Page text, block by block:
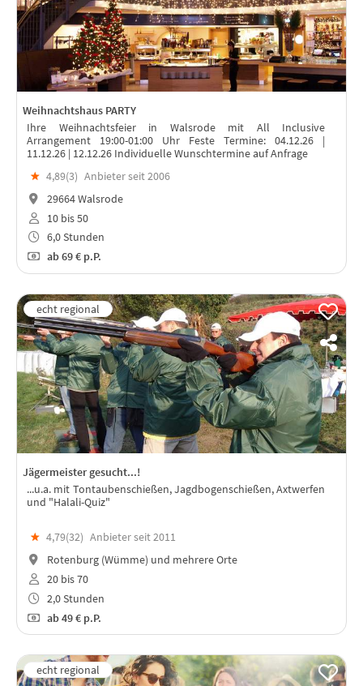
Weihnachtshaus PARTY
Ihre Weihnachtsfeier in Walsrode mit All Inclusive
Arrangement 19:00-01:00 Uhr Feste Termine: 04.12.26 |
11.12.26 | 12.12.26 Individuelle Wunschtermine auf Anfrage
★ 4,89(3) Anbieter seit 2006
29664 Walsrode
10 bis 50
6,0 Stunden
ab69 € p.P.
Jägermeister gesucht...!
...u.a. mit Tontaubenschießen, Jagdbogenschießen, Axtwerfen
und "Halali-Quiz"
★ 4,79(32) Anbieter seit 2011
Rotenburg (Wümme) und mehrere Orte
20 bis 70
2,0 Stunden
ab49 € p.P.